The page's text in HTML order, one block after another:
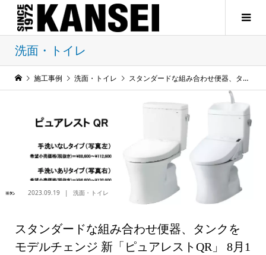
洗面・トイレ
施工事例 洗面・トイレ スタンダードな組み合わせ便器、タンクをモデルチェンジ 新「ピュアレストQR」 8月1日（水）発売
2023.09.19 洗面・トイレ
スタンダードな組み合わせ便器、タンクを
モデルチェンジ 新「ピュアレストQR」 8月1